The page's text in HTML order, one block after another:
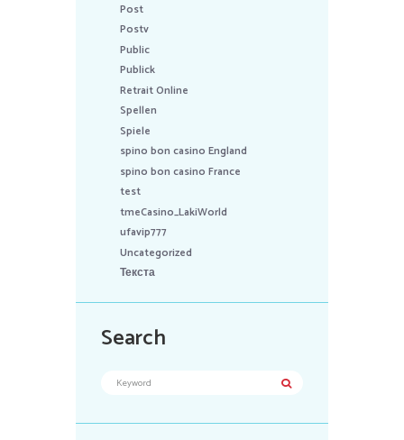
Post
Postv
Public
Publick
Retrait Online
Spellen
Spiele
spino bon casino England
spino bon casino France
test
tmeCasino_LakiWorld
ufavip777
Uncategorized
Текста
Search